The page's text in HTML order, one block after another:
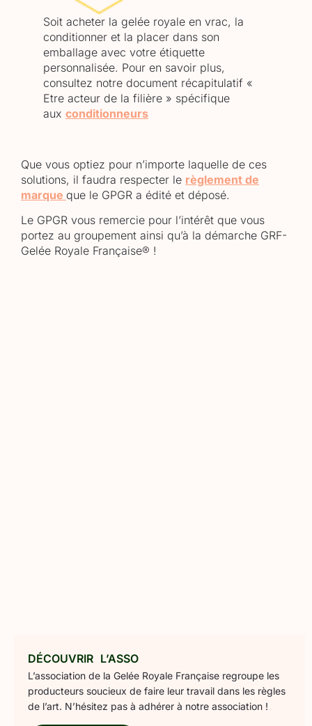
Soit acheter la gelée royale en vrac, la
conditionner et la placer dans son
emballage avec votre étiquette
personnalisée. Pour en savoir plus,
consultez notre document récapitulatif «
Etre acteur de la filière » spécifique
aux conditionneurs
Que vous optiez pour n’importe laquelle de ces
solutions, il faudra respecter le règlement de
marque que le GPGR a édité et déposé.
Le GPGR vous remercie pour l’intérêt que vous
portez au groupement ainsi qu’à la démarche GRF-
Gelée Royale Française® !
DÉCOUVRIR L’ASSO
L’association de la Gelée Royale Française regroupe les
producteurs soucieux de faire leur travail dans les règles
de l’art. N’hésitez pas à adhérer à notre association !